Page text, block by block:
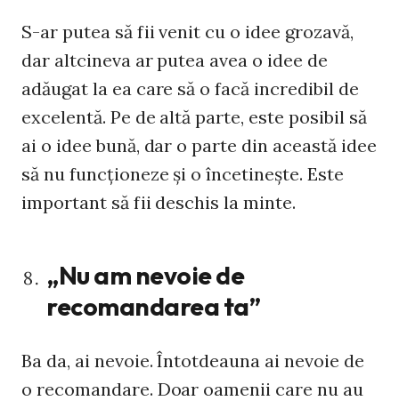
S-ar putea să fii venit cu o idee grozavă,
dar altcineva ar putea avea o idee de
adăugat la ea care să o facă incredibil de
excelentă. Pe de altă parte, este posibil să
ai o idee bună, dar o parte din această idee
să nu funcționeze și o încetinește. Este
important să fii deschis la minte.
„Nu am nevoie de
recomandarea ta”
Ba da, ai nevoie. Întotdeauna ai nevoie de
o recomandare. Doar oamenii care nu au